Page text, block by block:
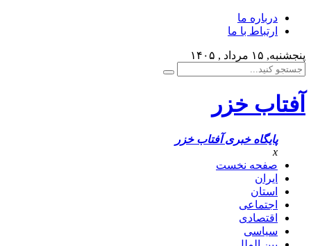
درباره ما
ارتباط با ما
پنجشنبه, ۱۵ مرداد , ۱۴۰۵
آفتاب خزر
پایگاه خبری آفتاب خزر
x
صفحه نخست
ایران
استان
اجتماعی
اقتصادی
سیاسی